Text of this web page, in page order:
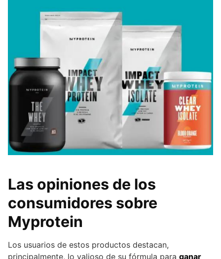
Las opiniones de los
consumidores sobre
Myprotein
Los usuarios de estos productos destacan,
principalmente, lo valioso de su fórmula para ganar